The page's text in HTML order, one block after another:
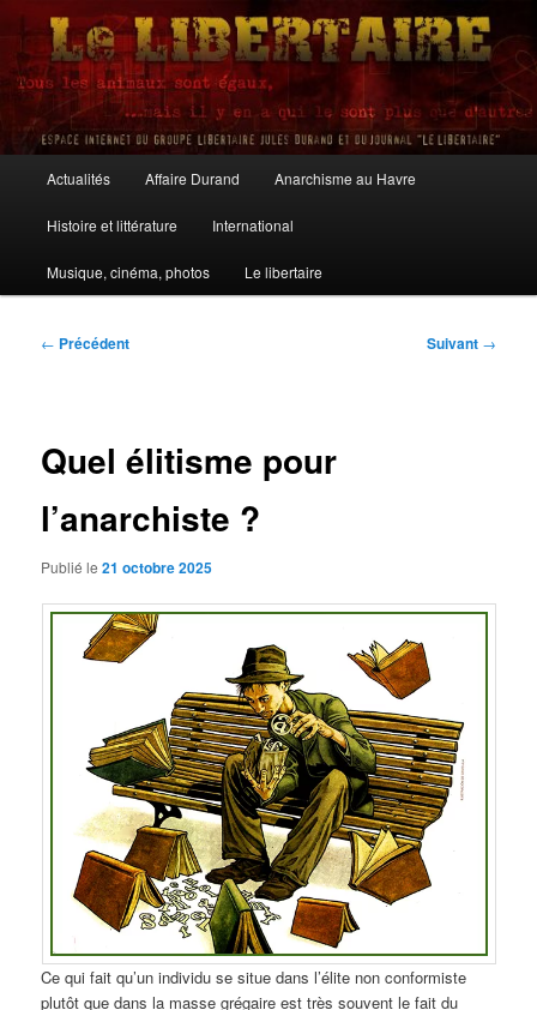
Aller
contenu
principalLe Libertaire
principal
Actualités Affaire Durand Anarchisme au Havre
Histoire et littérature International
Musique, cinéma, photos Le libertaire
Navigation
← Précédent Suivant →
Quel élitisme pour
l’anarchiste ?
Publié le21 octobre 2025
Ce qui fait qu’un individu se situe dans l’élite non conformiste
plutôt que dans la masse grégaire est très souvent le fait du